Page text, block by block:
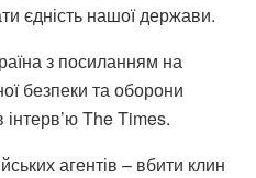
єдність нашої держави.
з посиланням на
безпеки та оборони
інтерв’ю The Times.
агентів – вбити клин